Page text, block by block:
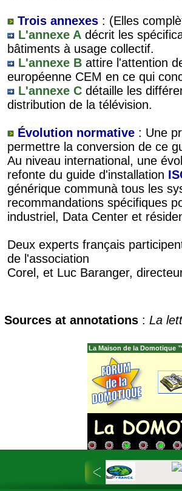
Trois annexes : (Elles
L'annexe A décrit les
bâtiments à usage collectif.
L'annexe B attire l'attention
européenne CEM en ce qui
L'annexe C détaille les
distribution de la télévision.
Évolution normative : Une
permettre la conversion de ce
Au niveau international, une
refonte du guide d'installation
générique communà tous les
recommandations spécifiques
industriel, Data Center et
Deux experts français
de l'association
Corel, et Luc Baranger,
Sources at annotations : La
La Maison de la Domotique